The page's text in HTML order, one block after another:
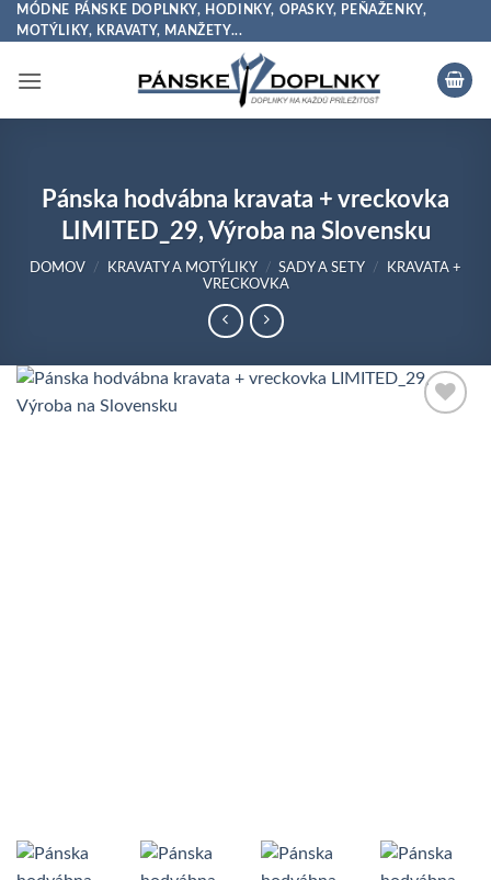
Skip
to
MÓDNE PÁNSKE DOPLNKY, HODINKY, OPASKY, PEŇAŽENKY,
MOTÝLIKY, KRAVATY, MANŽETY...
Pánska hodvábna kravata + vreckovka
LIMITED_29, Výroba na Slovensku
DOMOV / KRAVATY A MOTÝLIKY / SADY A SETY /
KRAVATA +
VRECKOVKA